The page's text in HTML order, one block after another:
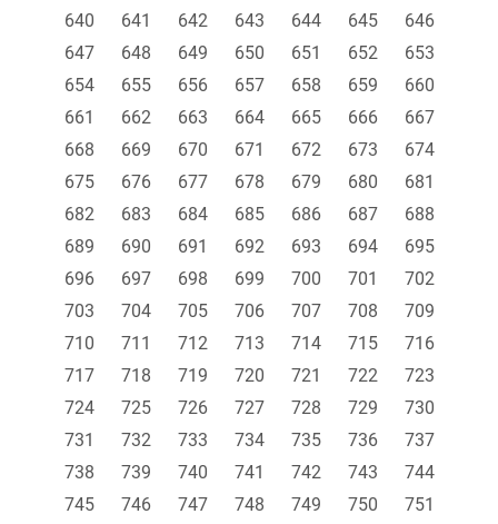
640
641 642 643 644 645
646
647
648 649 650 651 652
653
654
655 656 657 658 659
660
661
662 663 664 665 666
667
668
669 670 671 672 673
674
675
676 677 678 679 680
681
682
683 684 685 686 687
688
689
690 691 692 693 694
695
696
697 698 699 700 701
702
703
704 705 706 707 708
709
710
711 712 713 714 715
716
717
718 719 720 721 722
723
724
725 726 727 728 729
730
731
732 733 734 735 736
737
738
739 740 741 742 743
744
745
746 747 748 749 750
751